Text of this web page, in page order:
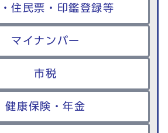
住民票・印鑑登録等
マイナンバー
市税
健康保険・年金